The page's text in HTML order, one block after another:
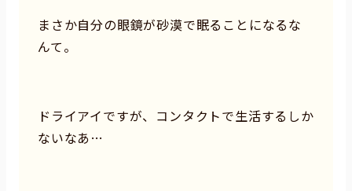
まさか自分の眼鏡が砂漠で眠ることになるな
んて。
ドライアイですが、コンタクトで生活するしか
ないなあ…